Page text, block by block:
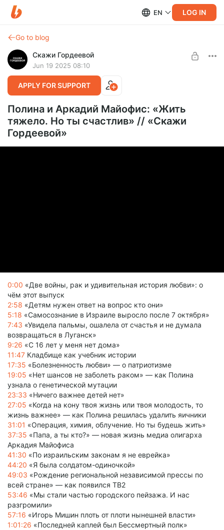
EN LOG IN
Go to blog
Скажи Гордеевой
Jun 19 2025 08:10
APPLY FOR SUPPORT
Полина и Аркадий Майофис: «Жить
тяжело. Но ты счастлив» // «Скажи
Гордеевой»
0:00 «Две войны, рак и удивительная история любви»: о
чём этот выпуск
2:58 «Детям нужен ответ на вопрос кто они»
5:18 «Самосознание в Израиле выросло после 7 октября»
7:43 «Увидела пальмы, ошалела от счастья и не думала
возвращаться в Луганск»
9:26 «С 16 лет у меня нет дома»
11:47 Кладбище как учебник истории
17:35 «Болезненность любви» — о патриотизме
19:05 «Нет шансов не заболеть раком» — как Полина
узнала о генетической мутации
23:33 «Ничего важнее детей нет»
27:05 «Когда на кону твоя жизнь или твоя молодость, то
жизнь важнее» — как Полина решилась удалить яичники
31:01 «Операция, химия, облучение. Но ты будешь жить»
37:35 «Папа, а ты кто?» — новая жизнь медиа олигарха
Аркадия Майофиса
41:30 «По израильским законам я не еврейка»
44:20 «Я была солдатом-одиночкой»
49:03 «Рождение региональной независимой прессы по
всей стране» — как появился ТВ2
53:46 «Мы стали частью городского пейзажа. И нас
разгромили»
57:16 «Игорь Мишин плоть от плоти нынешней власти»
1:01:26 «Последней каплей был Бессмертный полк»